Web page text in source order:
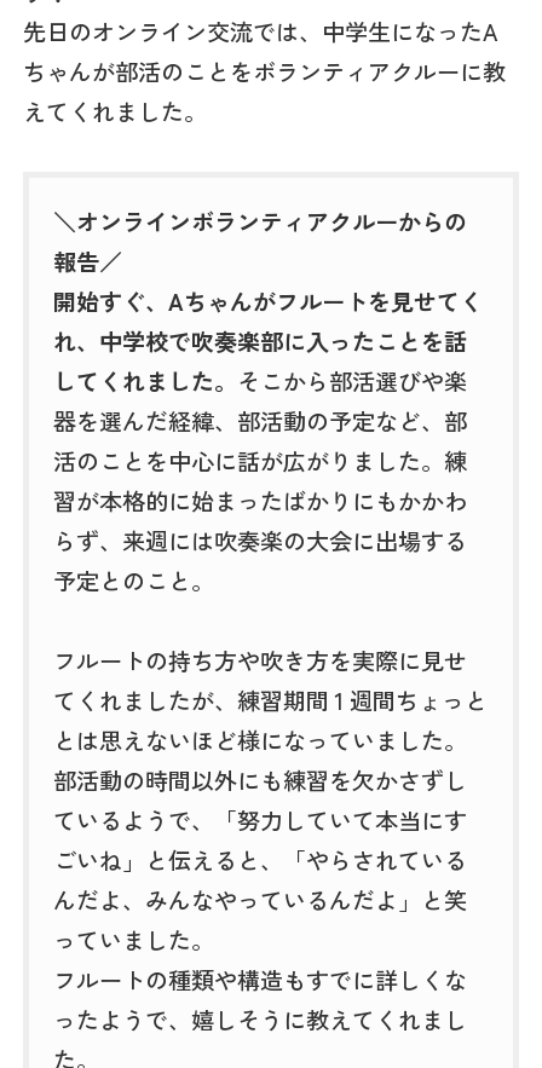
先日のオンライン交流では、中学生になったA
ちゃんが部活のことをボランティアクルーに教
えてくれました。
＼オンラインボランティアクルーからの
報告／
開始すぐ、Aちゃんがフルートを見せてく
れ、中学校で吹奏楽部に入ったことを話
してくれました。 そこから部活選びや楽
器を選んだ経緯、部活動の予定など、部
活のことを中心に話が広がりました。練
習が本格的に始まったばかりにもかかわ
らず、来週には吹奏楽の大会に出場する
予定とのこと。
フルートの持ち方や吹き方を実際に見せ
てくれましたが、練習期間 1 週間ちょっと
とは思えないほど様になっていました。
部活動の時間以外にも練習を欠かさずし
ているようで、「努力していて本当にす
ごいね」と伝えると、「やらされている
んだよ、みんなやっているんだよ」と笑
っていました。
フルートの種類や構造もすでに詳しくな
ったようで、嬉しそうに教えてくれまし
た。